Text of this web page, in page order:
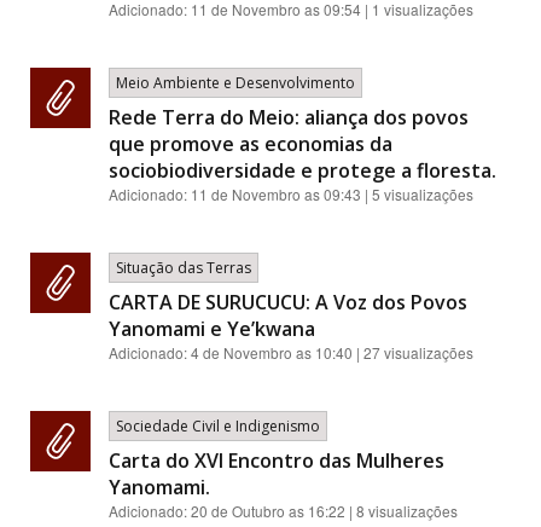
Adicionado: 11 de Novembro as 09:54 | 1 visualizações
Meio Ambiente e Desenvolvimento
Rede Terra do Meio: aliança dos povos
que promove as economias da
sociobiodiversidade e protege a floresta.
Adicionado: 11 de Novembro as 09:43 | 5 visualizações
Situação das Terras
CARTA DE SURUCUCU: A Voz dos Povos
Yanomami e Ye’kwana
Adicionado:4 de Novembro as 10:40 | 27 visualizações
Sociedade Civil e Indigenismo
Carta do XVI Encontro das Mulheres
Yanomami.
Adicionado:20 de Outubro as 16:22 | 8 visualizações